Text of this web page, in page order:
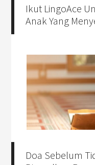
Ikut LingoAce
Anak Yang
Doa Sebelum